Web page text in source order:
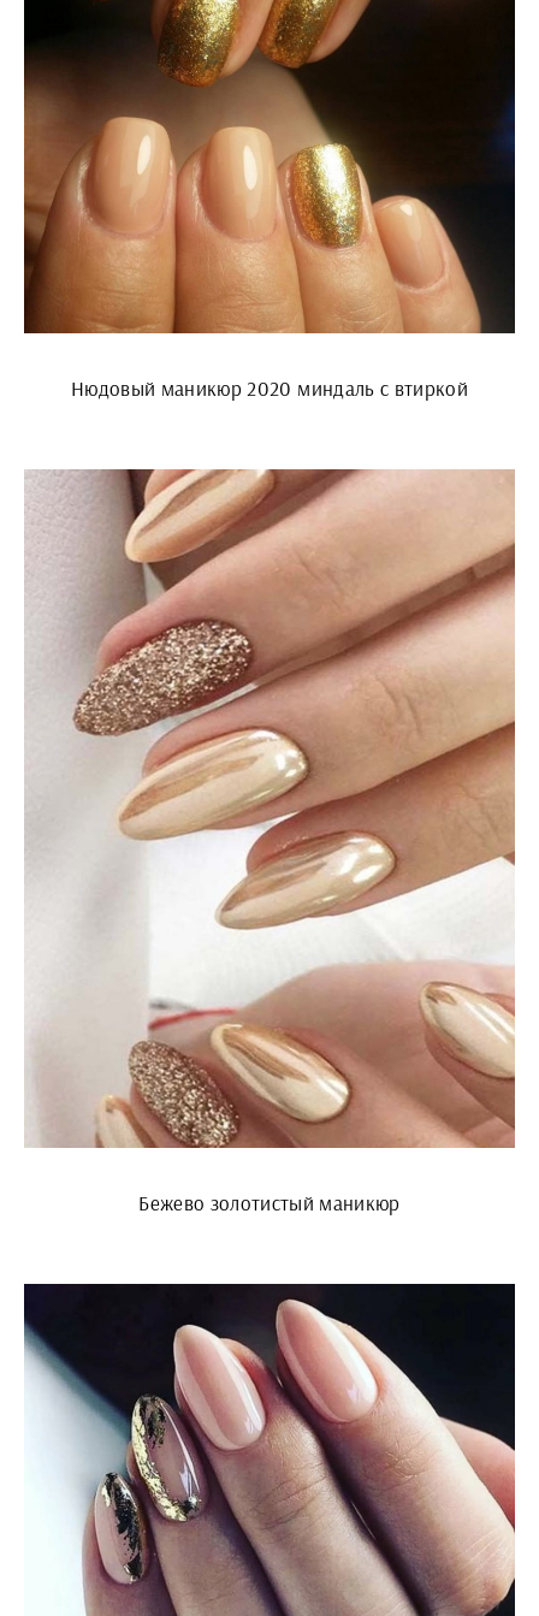
Нюдовый маникюр 2020 миндаль с втиркой
Бежево золотистый маникюр